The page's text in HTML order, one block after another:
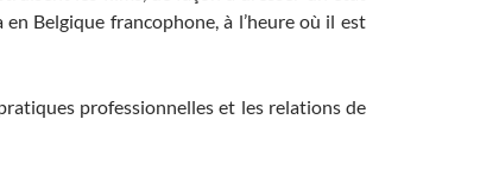
Belgique francophone, à l’heure où il est
professionnelles et les relations de